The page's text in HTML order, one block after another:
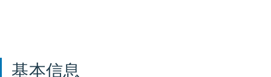
基本信息